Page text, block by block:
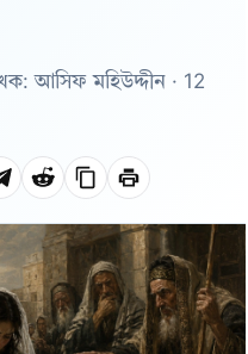
আসিফ মহিউদ্দীন · 12